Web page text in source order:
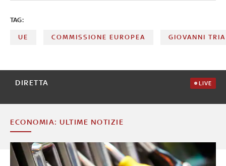
TAG:
UE COMMISSIONE EUROPEA GIOVANNI TRIA
DIRETTA LIVE
ECONOMIA: ULTIME NOTIZIE